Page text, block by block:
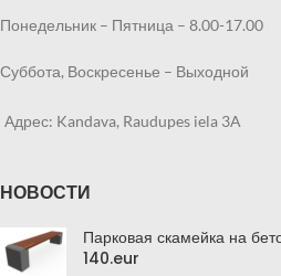
Понедельник – Пятница – 8.00-17.00
Суббота, Воскресенье – Выходной
Адрес: Kandava, Raudupes iela 3A
НОВОСТИ
Парковая скамейка на
140.eur